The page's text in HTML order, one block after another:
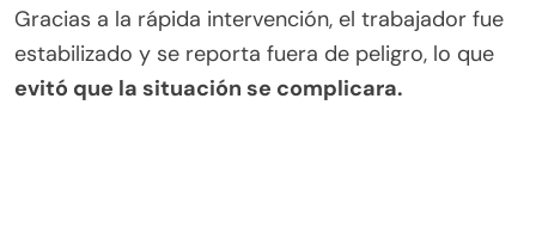
Gracias a la rápida intervención, el trabajador fue
estabilizado y se reporta fuera de peligro, lo que
evitó que la situación se complicara.